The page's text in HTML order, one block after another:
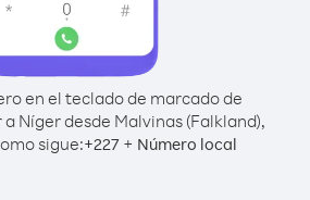
en el teclado de marcado de
Níger desde Malvinas (Falkland),
sigue:+227+ Número local